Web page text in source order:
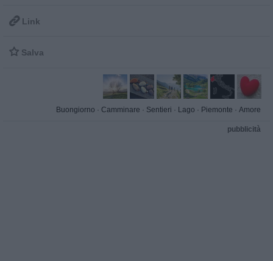
 Link
 Salva
Buongiorno · Camminare · Sentieri · Lago · Piemonte · Amore
pubblicità